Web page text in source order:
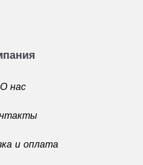
О нас
и оплата